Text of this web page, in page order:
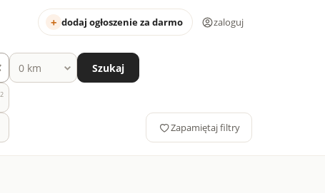
dodaj ogłoszenie za darmo zaloguj
Szukaj
2
Zapamiętaj filtry